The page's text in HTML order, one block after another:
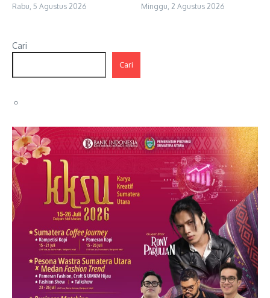
Rabu, 5 Agustus 2026 Minggu, 2 Agustus 2026
Cari
Cari